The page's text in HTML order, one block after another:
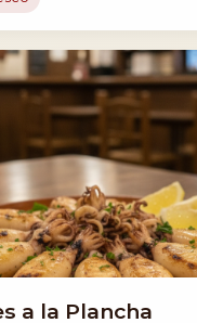
a la Plancha